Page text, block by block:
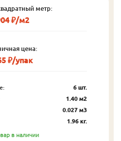
метр:
₽/м2
цена:
₽/упак
6 шт.
1.40 м2
0.027 м3
1.96 кг.
в наличии